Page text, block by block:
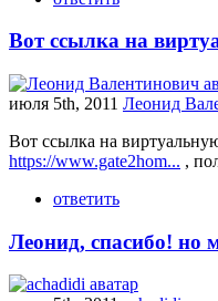
Вот ссылка на
июля 5th, 2011 Леонид
Вот ссылка на
https://www.gate2hom... ,
ответить
Леонид, спасибо! но